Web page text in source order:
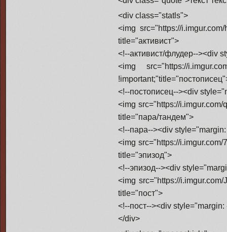
<div class="statls">
<img src="https://
title="активист">
<!--активист/флудер--><div
<img src="https://
<!--постописец--><div
<img src="https://
title="пара/тандем">
<!--пара--><div
<img src="https://
title="эпизод">
<!--эпизод--><div
<img src="https://
title="пост">
<!--пост--><div
</div>